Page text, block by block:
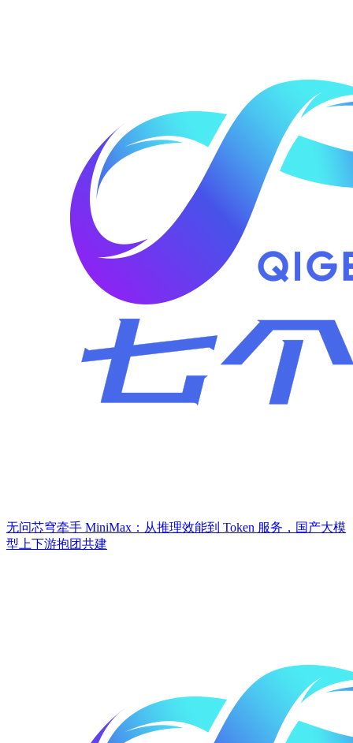
无问芯穹牵手 MiniMax：从推理效能到 Token 服务，国产大模
型上下游抱团共建